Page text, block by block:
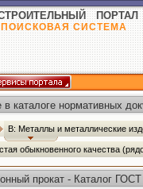
ПОРТАЛ
СИСТЕМА
каталоге нормативных
В: Металлы и металлические
обыкновенного качества
прокат - Каталог ГОСТ